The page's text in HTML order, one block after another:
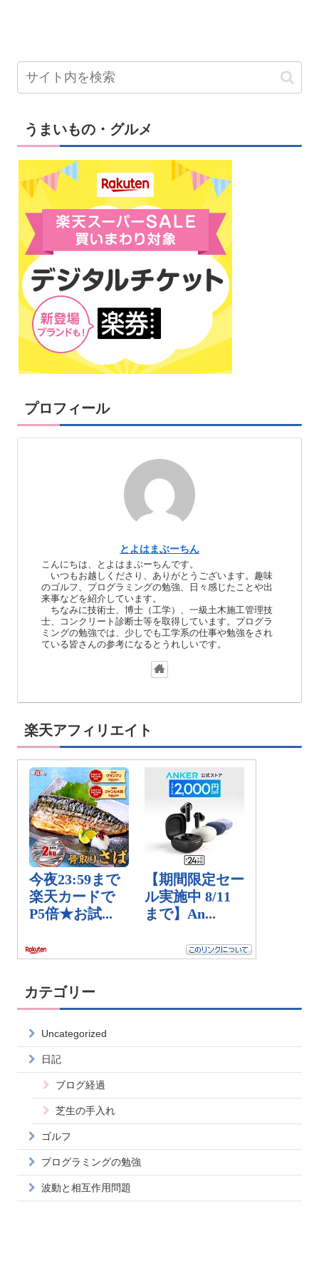
うまいもの・グルメ
プロフィール
とよはまぶーちん
こんにちは、とよはまぶーちんです。
いつもお越しくださり、ありがとうございます。趣味
のゴルフ、プログラミングの勉強、日々感じたことや出
来事などを紹介しています。
ちなみに技術士、博士（工学）、一級土木施工管理技
士、コンクリート診断士等を取得しています。プログラ
ミングの勉強では、少しでも工学系の仕事や勉強をされ
ている皆さんの参考になるとうれしいです。
楽天アフィリエイト
カテゴリー
Uncategorized
日記
ブログ経過
芝生の手入れ
ゴルフ
プログラミングの勉強
波動と相互作用問題